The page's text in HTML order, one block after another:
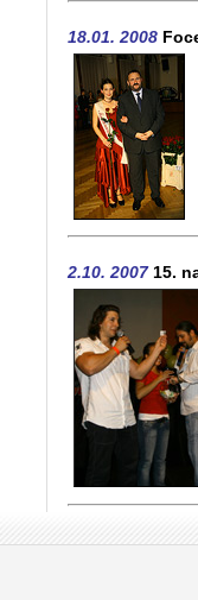
18.01. 2008
2.10. 200715.